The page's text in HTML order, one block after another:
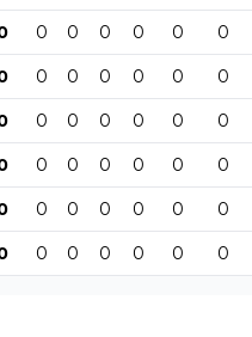
0 0 0 0 0 0
0 0 0 0 0 0
0 0 0 0 0 0
0 0 0 0 0 0
0 0 0 0 0 0
0 0 0 0 0 0